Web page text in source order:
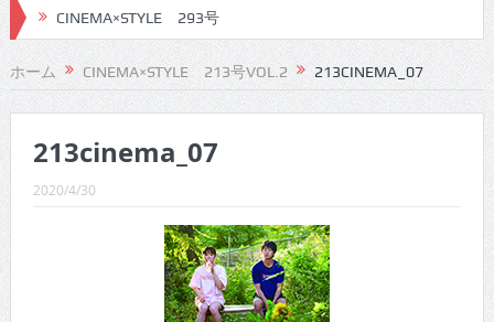
CINEMA×STYLE 293号
CINEMA×STYLE 292号
CINEMA×STYLE 291号
CINEMA×STYLE 290号
CINEMA×STYLE 289号
CINEMA×STYLE 288号
CINEMA×STYLE 287号
CINEMA×STYLE 286号
ホーム CINEMA×STYLE 213号VOL.2 213CINEMA_07
213cinema_07
2020/4/30